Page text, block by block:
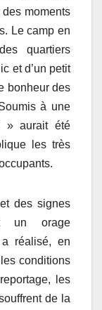
moments
Le camp en
quartiers
et d’un petit
bonheur des
à une
» aurait été
les très
des signes
un orage
réalisé, en
conditions
les
de la